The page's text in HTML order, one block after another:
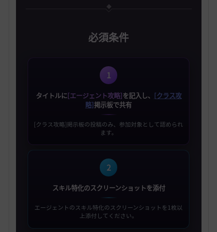
必須条件
1
タイトルに[エージェント攻略]を記入し、 [クラス攻
略]掲示板で共有
[クラス攻略]掲示板の投稿のみ、参加対象として認められ
ます。
2
スキル特化のスクリーンショットを添付
エージェントのスキル特化のスクリーンショットを1枚以
上添付してください。